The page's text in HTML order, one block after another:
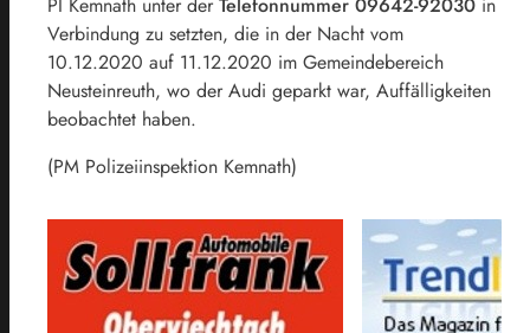
Verbindung zu setzten, die in der Nacht vom
10.12.2020 auf 11.12.2020 im Gemeindebereich
Neusteinreuth, wo der Audi geparkt war, Auffälligkeiten
beobachtet haben.
(PM Polizeiinspektion Kemnath)